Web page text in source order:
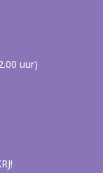
uur)